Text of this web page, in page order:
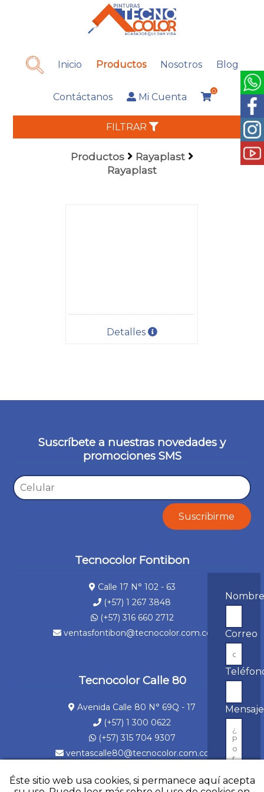
Inicio Productos Nosotros Blog
Contáctanos Mi Cuenta
0
FILTRAR
Productos
Rayaplast
Rayaplast
Detalles
Suscríbete a nuestras novedades y
promociones SMS
Tecnocolor Fontibon
Calle 17 N° 102 - 63
(+57) 1 267 3848
(+57) 316 660 2712
ventasfontibon@tecnocolor.com.co
Tecnocolor Calle 80
Avenida Calle 80 N° 69Q - 17
(+57) 1 300 0622
(+57) 315 704 9307
ventascalle80@tecnocolor.com.co
Éste sitio web usa cookies, si permanece aquí acepta
Correo
Mensaje